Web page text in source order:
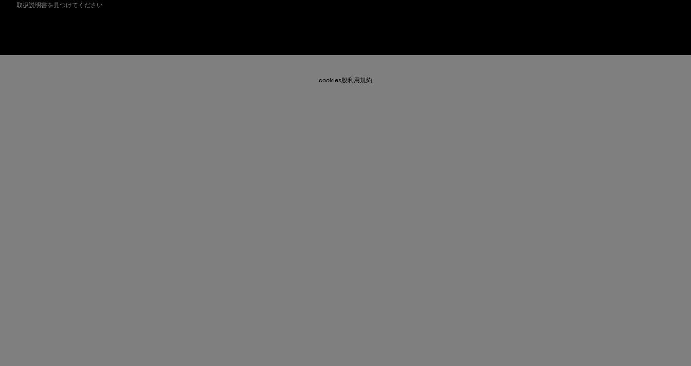
取扱説明書を見つけてください
cookies般利用規約